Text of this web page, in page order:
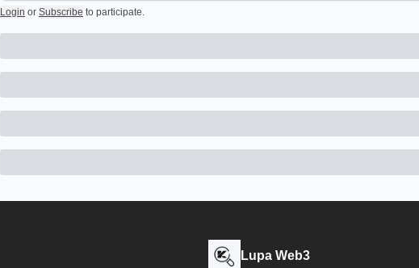
Login or Subscribe to participate.
Lupa Web3